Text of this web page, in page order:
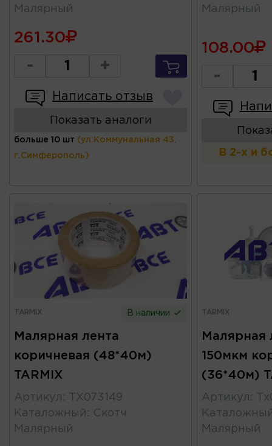
Малярный
261.30
- +
Написать отзыв
Показать аналоги
больше 10 шт (ул.Коммунальная 43,
г.Симферополь)
Малярный
108.00
-
В 2-х и
TARMIX В наличии
Малярная лента
коричневая (48*40м)
TARMIX
Артикул :
TX073149
Каталожный : Скотч
Малярный
TARMIX
Малярная
150мкм
(36*40м)
Артикул :
Малярный